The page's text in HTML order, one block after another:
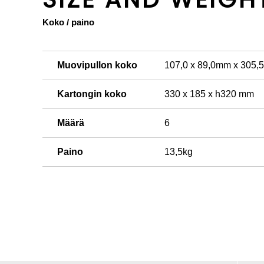
Koko / paino
Muovipullon koko 107,0 x 89,0mm x
Kartongin koko 330 x 185 x h320 mm
Määrä 6
Paino 13,5kg